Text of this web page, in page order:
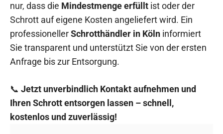
nur, dass die Mindestmenge erfüllt ist oder der
Schrott auf eigene Kosten angeliefert wird. Ein
professionellerSchrotthändler in Köln informiert
Sie transparent und unterstützt Sie von der ersten
Anfrage bis zur Entsorgung.
📞 Jetzt unverbindlich Kontakt aufnehmen und
Ihren Schrott entsorgen lassen – schnell,
kostenlos und zuverlässig!